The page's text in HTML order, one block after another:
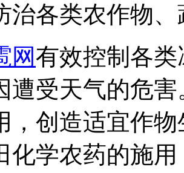
治各类农作物
网有效控制各
遭受天气的危
，创造适宜作
化学农药的施